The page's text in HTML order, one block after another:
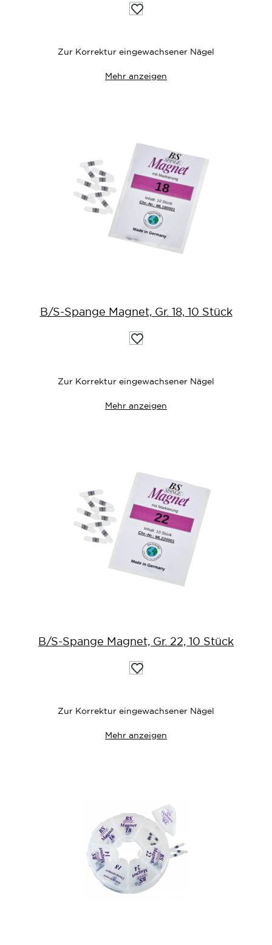
Auf
die
Zur Korrektur eingewachsener Nägel
Mehr anzeigen
B/S-Spange Magnet, Gr. 18, 10 Stück
Auf
die
Zur Korrektur eingewachsener Nägel
Mehr anzeigen
B/S-Spange Magnet, Gr. 22, 10 Stück
Auf
die
Zur Korrektur eingewachsener Nägel
Mehr anzeigen